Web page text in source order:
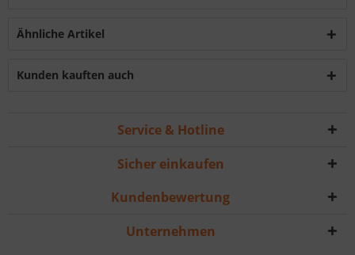
Ähnliche Artikel
Kunden kauften auch
Service & Hotline
Sicher einkaufen
Kundenbewertung
Unternehmen